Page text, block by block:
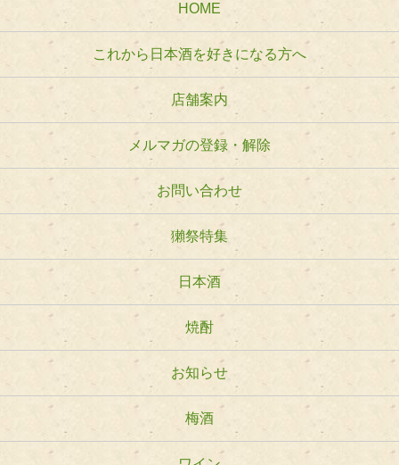
HOME
これから日本酒を好きになる方へ
店舗案内
メルマガの登録・解除
お問い合わせ
獺祭特集
日本酒
焼酎
お知らせ
梅酒